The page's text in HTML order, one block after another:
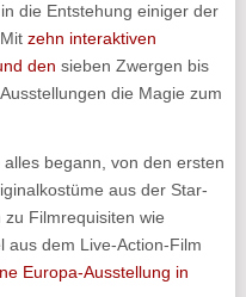
die Entstehung einiger der
zehn interaktiven
den sieben Zwergen bis
die Magie zum
begann, von den ersten
aus der Star-
Filmrequisiten wie
aus dem Live-Action-Film
Europa-Ausstellung in